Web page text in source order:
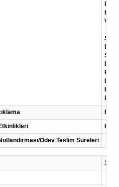
Bu
Ödev Teslim Süreleri
14